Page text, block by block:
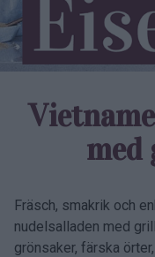
Fräsch, smakrik och
nudelsalladen med
grönsaker, färska